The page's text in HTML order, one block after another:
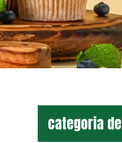
categoria